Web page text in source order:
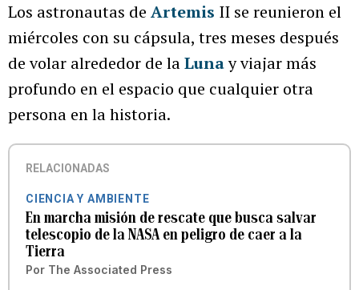
Los astronautas de Artemis II se reunieron el
miércoles con su cápsula, tres meses después
de volar alrededor de laLunay viajar más
profundo en el espacio que cualquier otra
persona en la historia.
RELACIONADAS
CIENCIA Y AMBIENTE
En marcha misión de rescate que busca salvar
telescopio de la NASA en peligro de caer a la
Tierra
Por The Associated Press